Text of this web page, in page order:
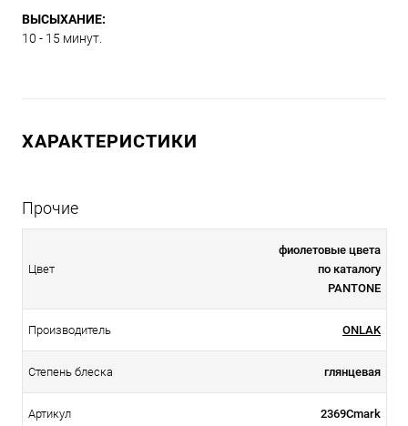
ВЫСЫХАНИЕ:
10 - 15 минут.
ХАРАКТЕРИСТИКИ
Прочие
Цвет
фиолетовые цвета
по каталогу
PANTONE
Производитель ONLAK
Степень блеска глянцевая
Артикул 2369Cmark